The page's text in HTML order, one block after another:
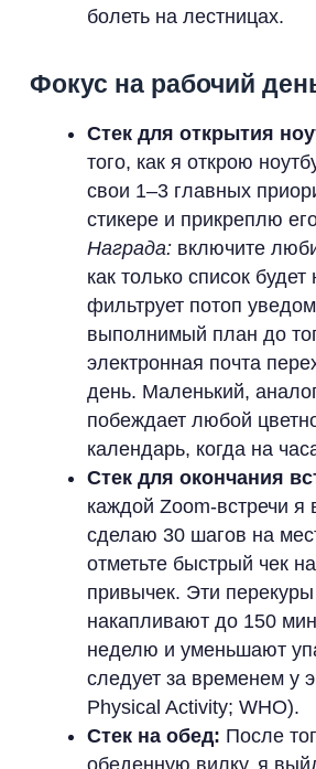
болеть на лестницах.
Фокус на рабочий
Стек для открытия
того, как я открою
свои 1–3 главных
стикере и прикреплю
Награда: включите
как только список
фильтрует потоп
выполнимый план до
электронная почта
день. Маленький,
побеждает любой
календарь, когда на
Стек для окончания
каждой Zoom-встречи я
сделаю 30 шагов на
отметьте быстрый чек
привычек. Эти
накапливают до 150
неделю и уменьшают
следует за временем у
Physical Activity; WHO).
Стек на обед: После
обеденную вилку, я